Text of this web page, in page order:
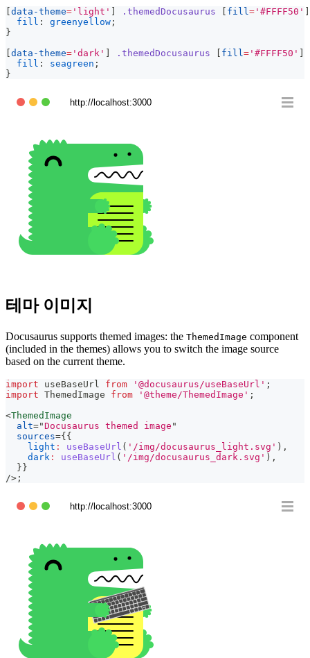
data-theme= 'light' .themedDocusaurus fill = '#FFFF50'
fill : greenyellow ;
}
data-theme= 'dark' .themedDocusaurus fill = '#FFFF50'
fill : seagreen ;
}
http://localhost:3000
테마 이미지
Docusaurus supports themed images: the ThemedImage component
(included in the themes) allows you to switch the image source
based on the current theme.
import useBaseUrl from '@docusaurus/useBaseUrl' ;
import ThemedImage from '@theme/ThemedImage' ;
<ThemedImage
alt="Docusaurus themed image "
sources={{
light : useBaseUrl ( '/img/docusaurus_light.svg' ) ,
dark : useBaseUrl ( '/img/docusaurus_dark.svg' ) ,
}}
/> ;
http://localhost:3000